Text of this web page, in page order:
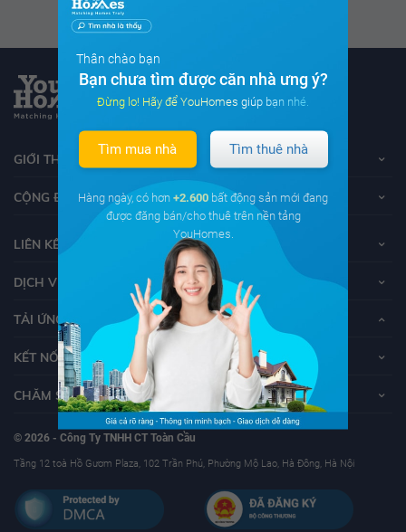
Không tìm thấy tin bất động sản nào
GIỚI THIỆU VỀ YOUHOMES
CỘNG ĐỒNG YOUHOMERS
LIÊN KẾT
DỊCH VỤ KHÁCH HÀNG
TẢI ỨNG DỤNG YOUHOMES
KẾT NỐI VỚI YOUHOMES
CHĂM SÓC KHÁCH HÀNG
© 2026 - Công Ty TNHH CT Toàn Cầu
Tầng 12 toà Hồ Gươm Plaza, 102 Trần Phú, Phường Mộ Lao, Hà Đông, Hà Nội
Thân chào bạn
Bạn chưa tìm được căn nhà ưng ý?
Đừng lo! Hãy để YouHomes giúp bạn nhé.
Tìm mua nhà Tìm thuê nhà
Hàng ngày, có hơn +2.600 bất động sản mới đang
được đăng bán/cho thuê trên nền tảng
YouHomes.